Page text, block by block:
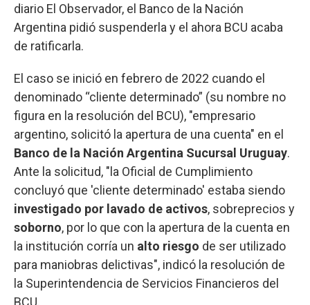
diario El Observador, el Banco de la Nación
Argentina pidió suspenderla y el ahora BCU acaba
de ratificarla.
El caso se inició en febrero de 2022 cuando el
denominado “cliente determinado” (su nombre no
figura en la resolución del BCU), "empresario
argentino, solicitó la apertura de una cuenta" en el
Banco de la Nación Argentina Sucursal Uruguay.
Ante la solicitud, "la Oficial de Cumplimiento
concluyó que 'cliente determinado' estaba siendo
investigado por lavado de activos, sobreprecios y
soborno, por lo que con la apertura de la cuenta en
la institución corría un alto riesgo de ser utilizado
para maniobras delictivas", indicó la resolución de
la Superintendencia de Servicios Financieros del
BCU.